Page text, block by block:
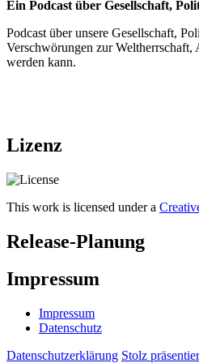
Ein Podcast über Gesellschaft,
Podcast über unsere Gesellschaft,
Verschwörungen zur
werden kann.
Lizenz
This work is licensed under a
Release-Planung
Impressum
Impressum
Datenschutz
Datenschutzerklärung Stolz